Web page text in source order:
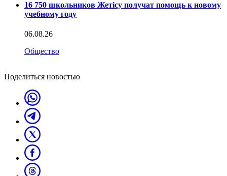
16 750 школьников Жетісу получат помощь к новому
учебному году
06.08.26
Общество
Поделиться новостью